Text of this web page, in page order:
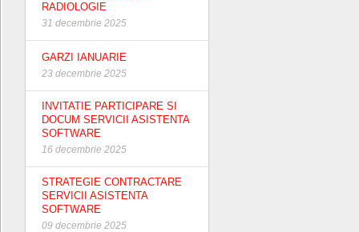
RADIOLOGIE
31 decembrie 2025
GARZI IANUARIE
23 decembrie 2025
INVITATIE PARTICIPARE SI
DOCUM SERVICII ASISTENTA
SOFTWARE
16 decembrie 2025
STRATEGIE CONTRACTARE
SERVICII ASISTENTA
SOFTWARE
09 decembrie 2025